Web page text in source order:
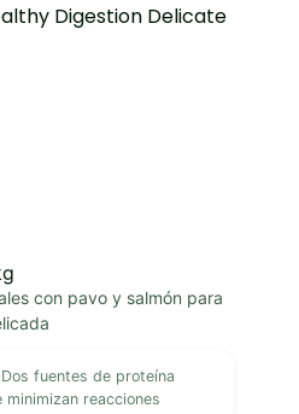
Digestion Delicate
con pavo y salmón para
Dos fuentes de proteína
reacciones